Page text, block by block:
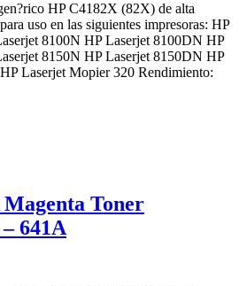
HP C4182X (82X) de alta
uso en las siguientes impresoras: HP
8100N HP Laserjet 8100DN HP
8150N HP Laserjet 8150DN HP
Laserjet Mopier 320 Rendimiento:
Toner
641A